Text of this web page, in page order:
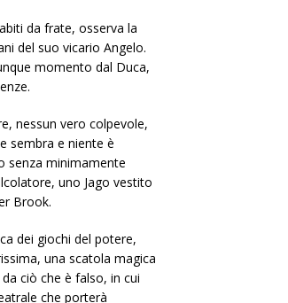
da frate, osserva la
del suo vicario Angelo.
momento dal Duca,
nessun vero colpevole,
sembra e niente è
senza minimamente
uno Jago vestito
Brook.
dei giochi del potere,
una scatola magica
ciò che è falso, in cui
che porterà